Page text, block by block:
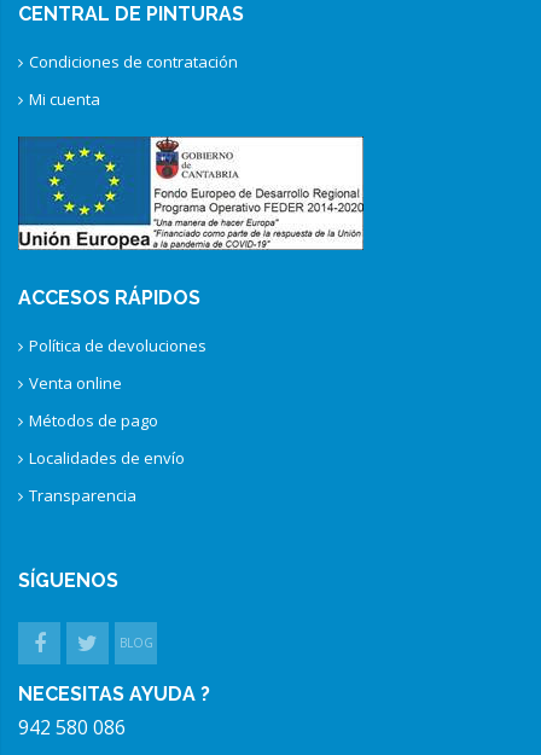
CENTRAL DE PINTURAS
Condiciones de contratación
Mi cuenta
ACCESOS RÁPIDOS
Política de devoluciones
Venta online
Métodos de pago
Localidades de envío
Transparencia
SÍGUENOS
BLOG
NECESITAS AYUDA ?
942 580 086